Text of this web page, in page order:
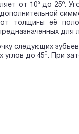
от 10одо 25о.
толщины её
для
следующих
углов до 450. При